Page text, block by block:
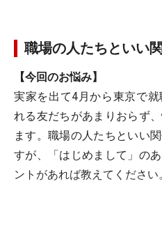
職場の人たちといい
【今回のお悩み】
実家を出て4月から東京で
れる友だちがあまりおらず
ます。職場の人たちといい
すが、「はじめまして」の
ントがあれば教えてください